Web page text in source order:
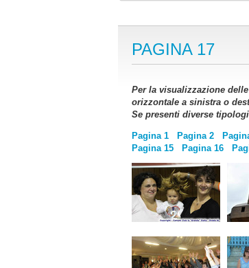
PAGINA 17
Per la visualizzazione
orizzontale a sinistra o
Se presenti diverse
Pagina 1 Pagina 2
Pagina 15
Pagina 16